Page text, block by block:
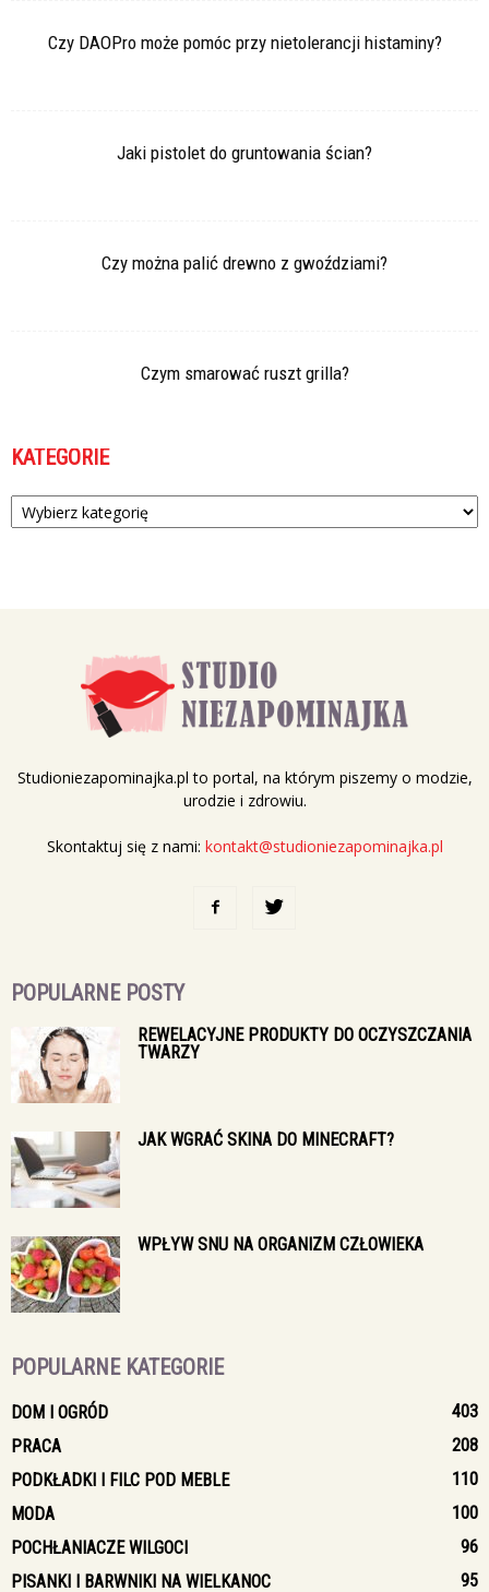
Czy DAOPro może pomóc przy nietolerancji histaminy?
Jaki pistolet do gruntowania ścian?
Czy można palić drewno z gwoździami?
Czym smarować ruszt grilla?
KATEGORIE
Kategorie
Studioniezapominajka.pl to portal, na którym piszemy o modzie,
urodzie i zdrowiu.
Skontaktuj się z nami: kontakt@studioniezapominajka.pl
POPULARNE POSTY
REWELACYJNE PRODUKTY DO OCZYSZCZANIA
TWARZY
JAK WGRAĆ SKINA DO MINECRAFT?
WPŁYW SNU NA ORGANIZM CZŁOWIEKA
POPULARNE KATEGORIE
DOM I OGRÓD
403
PRACA
208
PODKŁADKI I FILC POD MEBLE
110
MODA
100
POCHŁANIACZE WILGOCI
96
PISANKI I BARWNIKI NA WIELKANOC
95